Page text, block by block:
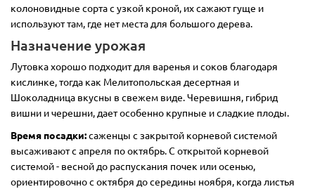
колоновидные сорта с узкой кроной, их сажают гуще и
используют там, где нет места для большого дерева.
Назначение урожая
Лутовка хорошо подходит для варенья и соков благодаря
кислинке, тогда как Мелитопольская десертная и
Шоколадница вкусны в свежем виде. Черевишня, гибрид
вишни и черешни, дает особенно крупные и сладкие плоды.
Время посадки:саженцы с закрытой корневой системой
высаживают с апреля по октябрь. С открытой корневой
системой - весной до распускания почек или осенью,
ориентировочно с октября до середины ноября, когда листья